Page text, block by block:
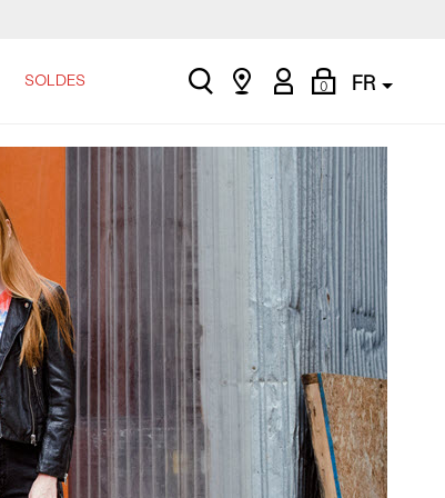
SOLDES search
Find
My
Account
0
Shopping
Bag
FR